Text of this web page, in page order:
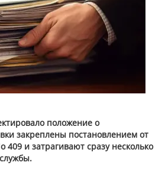
положение о
закреплены постановлением от
409 и затрагивают сразу несколько